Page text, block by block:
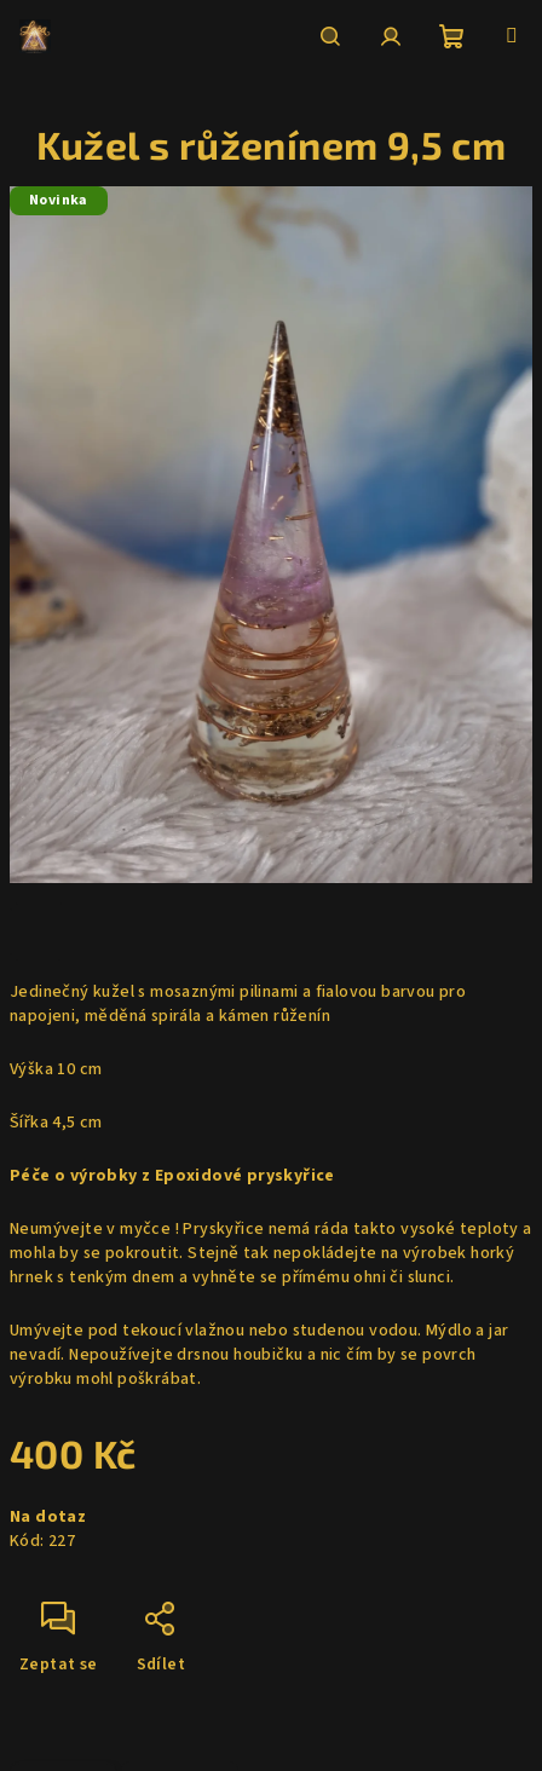
obsah
košík
Jedinečný kužel s mosaznými pilinami a fialovou barvou pro
napojeni, měděná spirála a kámen růženín
Výška 10 cm
Šířka 4,5 cm
Péče o výrobky z Epoxidové pryskyřice
Neumývejte v myčce ! Pryskyřice nemá ráda takto vysoké teploty a
mohla by se pokroutit. Stejně tak nepokládejte na výrobek horký
hrnek s tenkým dnem a vyhněte se přímému ohni či slunci.
Umývejte pod tekoucí vlažnou nebo studenou vodou. Mýdlo a jar
nevadí. Nepoužívejte drsnou houbičku a nic čím by se povrch
výrobku mohl poškrábat.
400 Kč
cena:
Na dotaz
Kód: 227
Zeptat se Sdílet
Kužel s růženínem 9,5 cm
Novinka